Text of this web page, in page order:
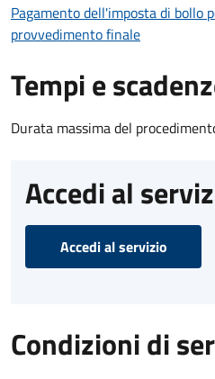
Pagamento dell'imposta di bollo
provvedimento finale
Tempi e
Durata massima del
Accedi al
Accedi al servizio
Condizioni di